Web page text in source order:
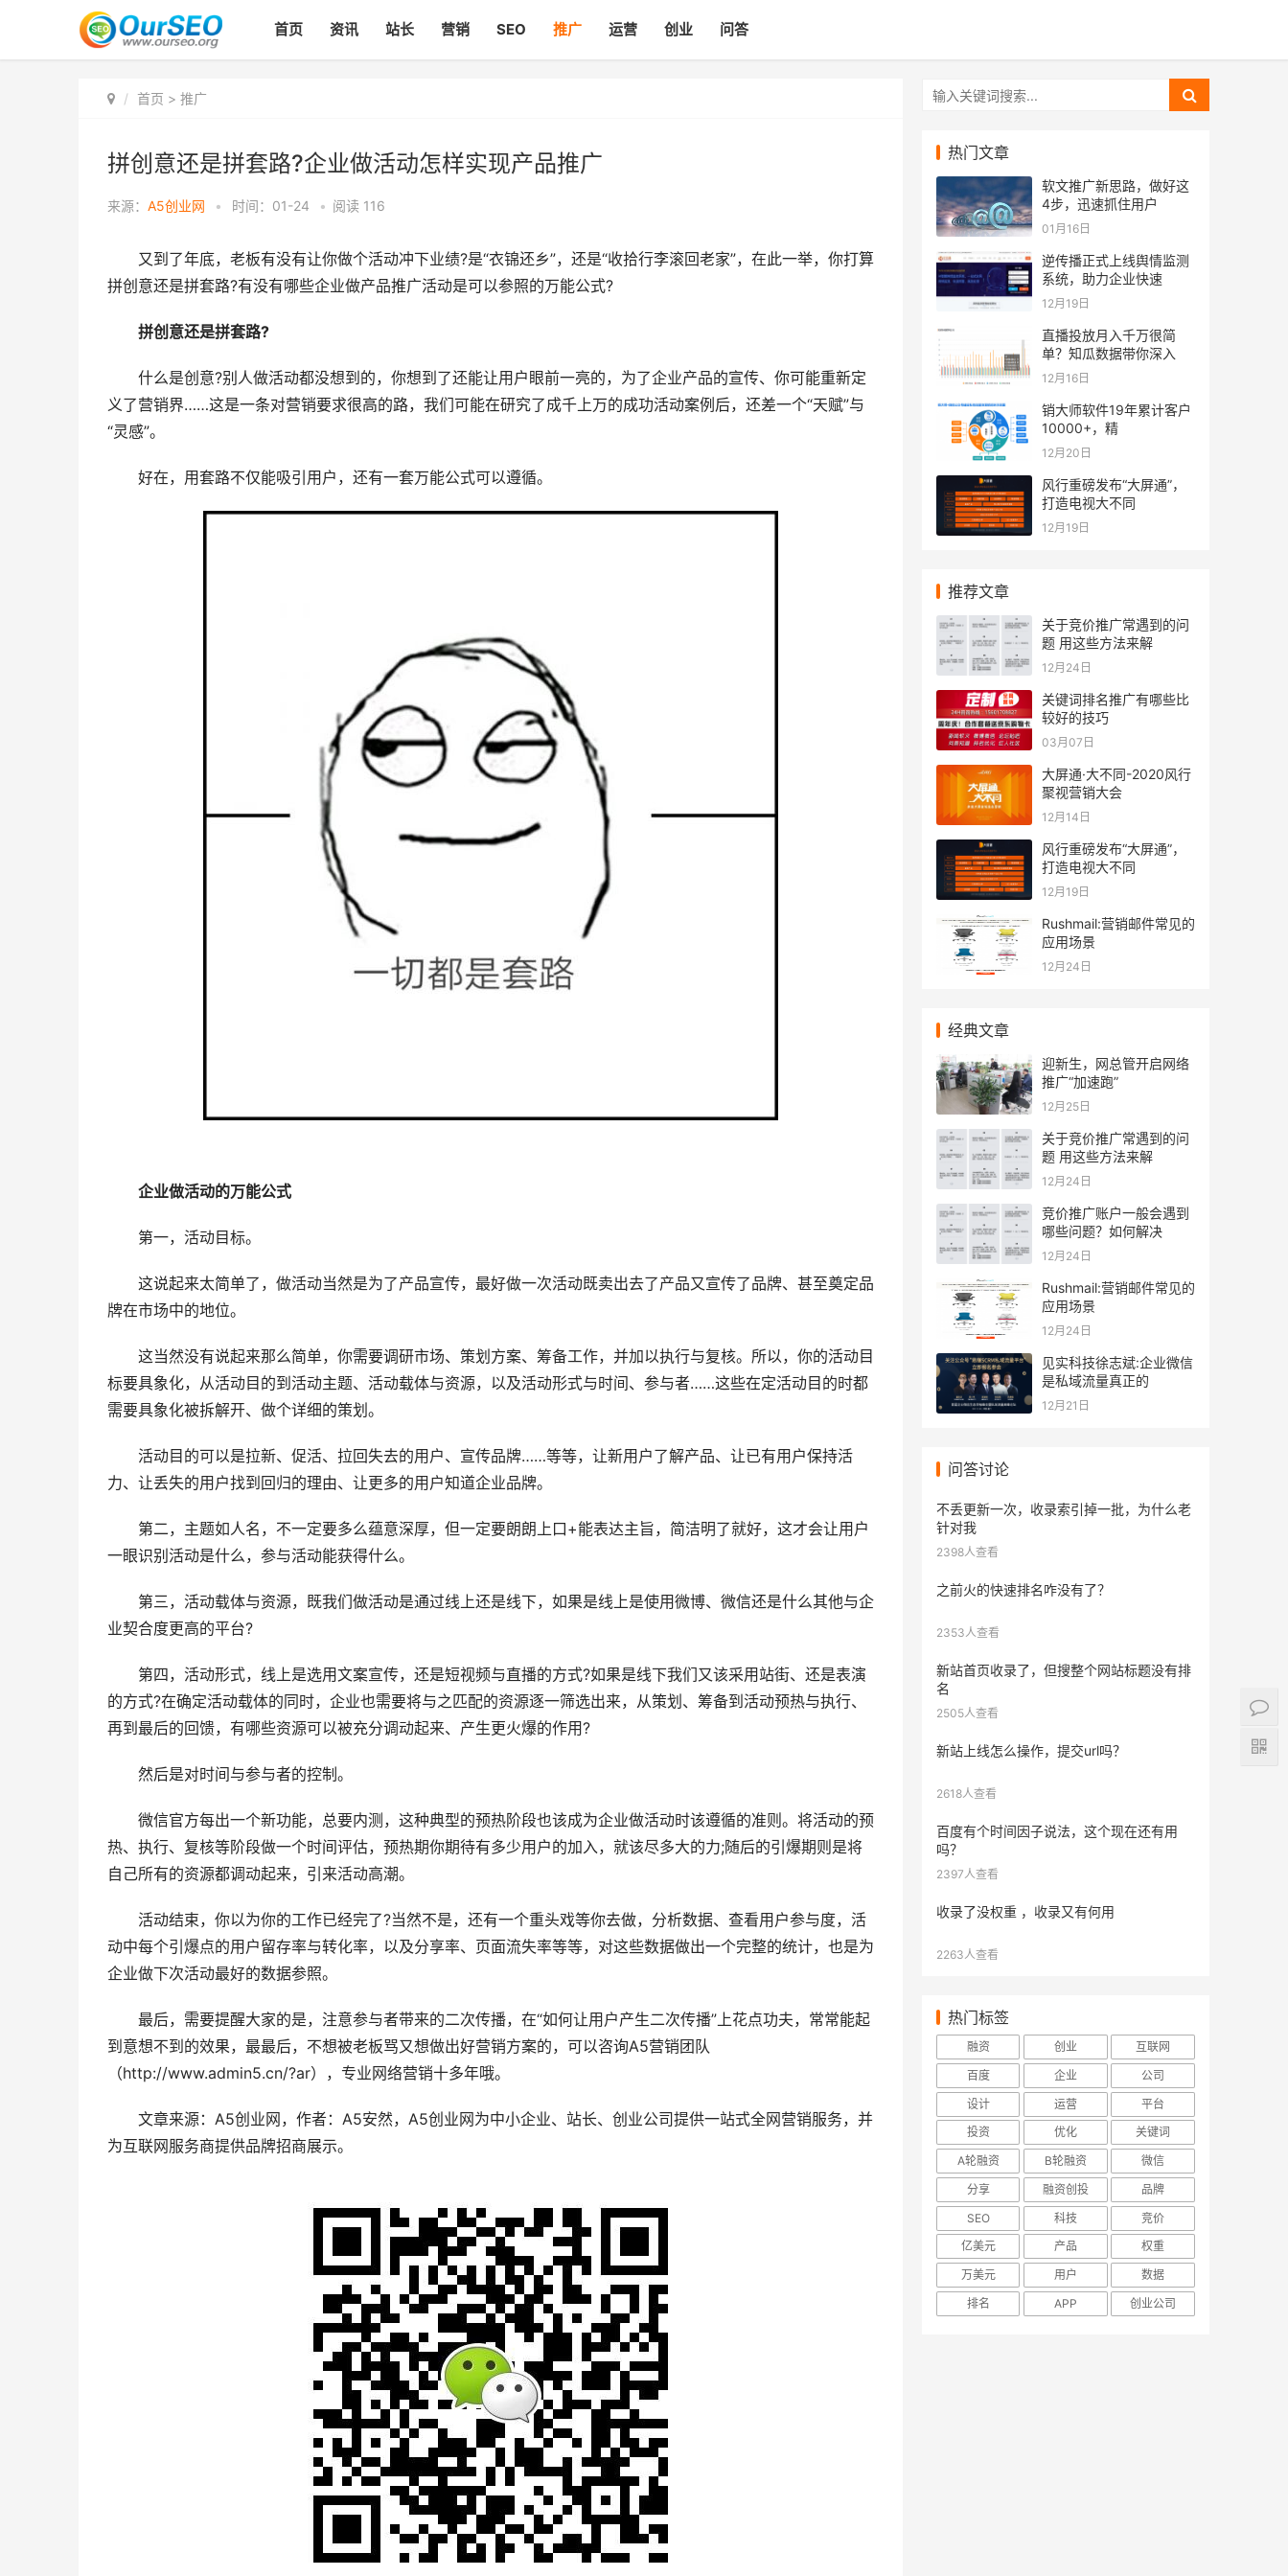
首页 资讯 站长 营销 SEO 推广 运营 创业 问答
首页 > 推广
拼创意还是拼套路?企业做活动怎样实现产品推广
来源： A5创业网 • 时间：01-24 • 阅读 116
又到了年底，老板有没有让你做个活动冲下业绩?是“衣锦还乡”，还是“收拾行李滚回老家”，在此一举，你打算
拼创意还是拼套路?有没有哪些企业做产品推广活动是可以参照的万能公式?
拼创意还是拼套路?
什么是创意?别人做活动都没想到的，你想到了还能让用户眼前一亮的，为了企业产品的宣传、你可能重新定
义了营销界……这是一条对营销要求很高的路，我们可能在研究了成千上万的成功活动案例后，还差一个“天赋”与
“灵感”。
好在，用套路不仅能吸引用户，还有一套万能公式可以遵循。
企业做活动的万能公式
第一，活动目标。
这说起来太简单了，做活动当然是为了产品宣传，最好做一次活动既卖出去了产品又宣传了品牌、甚至奠定品
牌在市场中的地位。
这当然没有说起来那么简单，你需要调研市场、策划方案、筹备工作，并加以执行与复核。所以，你的活动目
标要具象化，从活动目的到活动主题、活动载体与资源，以及活动形式与时间、参与者……这些在定活动目的时都
需要具象化被拆解开、做个详细的策划。
活动目的可以是拉新、促活、拉回失去的用户、宣传品牌……等等，让新用户了解产品、让已有用户保持活
力、让丢失的用户找到回归的理由、让更多的用户知道企业品牌。
第二，主题如人名，不一定要多么蕴意深厚，但一定要朗朗上口+能表达主旨，简洁明了就好，这才会让用户
一眼识别活动是什么，参与活动能获得什么。
第三，活动载体与资源，既我们做活动是通过线上还是线下，如果是线上是使用微博、微信还是什么其他与企
业契合度更高的平台?
第四，活动形式，线上是选用文案宣传，还是短视频与直播的方式?如果是线下我们又该采用站街、还是表演
的方式?在确定活动载体的同时，企业也需要将与之匹配的资源逐一筛选出来，从策划、筹备到活动预热与执行、
再到最后的回馈，有哪些资源可以被充分调动起来、产生更火爆的作用?
然后是对时间与参与者的控制。
微信官方每出一个新功能，总要内测，这种典型的预热阶段也该成为企业做活动时该遵循的准则。将活动的预
热、执行、复核等阶段做一个时间评估，预热期你期待有多少用户的加入，就该尽多大的力;随后的引爆期则是将
自己所有的资源都调动起来，引来活动高潮。
活动结束，你以为你的工作已经完了?当然不是，还有一个重头戏等你去做，分析数据、查看用户参与度，活
动中每个引爆点的用户留存率与转化率，以及分享率、页面流失率等等，对这些数据做出一个完整的统计，也是为
企业做下次活动最好的数据参照。
最后，需要提醒大家的是，注意参与者带来的二次传播，在“如何让用户产生二次传播”上花点功夫，常常能起
到意想不到的效果，最最后，不想被老板骂又想做出好营销方案的，可以咨询A5营销团队
（http://www.admin5.cn/?ar），专业网络营销十多年哦。
文章来源：A5创业网，作者：A5安然，A5创业网为中小企业、站长、创业公司提供一站式全网营销服务，并
为互联网服务商提供品牌招商展示。
热门文章
软文推广新思路，做好这
4步，迅速抓住用户
01月16日
逆传播正式上线舆情监测
系统，助力企业快速
12月19日
直播投放月入千万很简
单？知瓜数据带你深入
12月16日
销大师软件19年累计客户
10000+，精
12月20日
风行重磅发布“大屏通”，
打造电视大不同
12月19日
推荐文章
关于竞价推广常遇到的问
题 用这些方法来解
12月24日
关键词排名推广有哪些比
较好的技巧
03月07日
大屏通·大不同-2020风行
聚视营销大会
12月14日
风行重磅发布“大屏通”，
打造电视大不同
12月19日
Rushmail:营销邮件常见的
应用场景
12月24日
经典文章
迎新生，网总管开启网络
推广“加速跑”
12月25日
关于竞价推广常遇到的问
题 用这些方法来解
12月24日
竞价推广账户一般会遇到
哪些问题？如何解决
12月24日
Rushmail:营销邮件常见的
应用场景
12月24日
见实科技徐志斌:企业微信
是私域流量真正的
12月21日
问答讨论
不丢更新一次，收录索引掉一批，为什么老
针对我
2398人查看
之前火的快速排名咋没有了？
2353人查看
新站首页收录了，但搜整个网站标题没有排
名
2505人查看
新站上线怎么操作，提交url吗？
2618人查看
百度有个时间因子说法，这个现在还有用
吗？
2397人查看
收录了没权重 ，收录又有何用
2263人查看
热门标签
融资 创业
互联网
百度
企业
公司
设计
运营
平台
投资
优化
关键词
A轮融资
B轮融资
微信
分享
融资创投
品牌
SEO
科技
竞价
亿美元
产品
权重
万美元
用户
数据
排名
APP 创业公司